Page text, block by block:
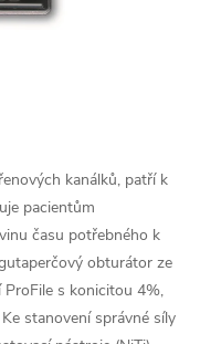
kanálků, patří k
pacientům
času potřebného k
obturátor ze
s konicitou 4%,
stanovení správné síly